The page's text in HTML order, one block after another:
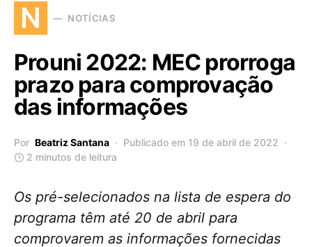
N NOTÍCIAS
Prouni 2022: MEC prorroga
prazo para comprovação
das informações
Por Beatriz Santana
Publicado em 19 de abril de 2022
2 minutos de leitura
Os pré-selecionados na lista de espera do
programa têm até 20 de abril para
comprovarem as informações fornecidas